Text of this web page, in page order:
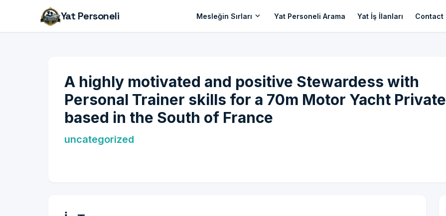
Yat Personeli Mesleğin Sırları expand_more Yat Personeli Arama Yat İş İlanları Contact
A highly motivated and positive Stewardess with
Personal Trainer skills for a 70m Motor Yacht Private
based in the South of France
uncategorized